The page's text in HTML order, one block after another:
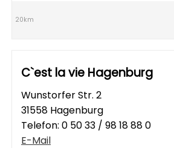
20km
C`est la vie Hagenburg
Wunstorfer Str. 2
31558 Hagenburg
Telefon: 0 50 33 / 98 18 88 0
E-Mail